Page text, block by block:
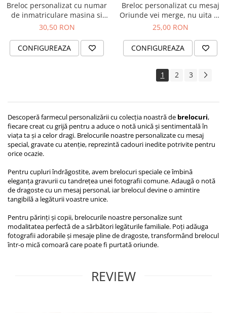
Breloc personalizat cu numar
de inmatriculare masina si
mesaj pe spate
30,50 RON
CONFIGUREAZA
Breloc personalizat cu mesaj
Oriunde vei merge, nu uita să
te întorci mereu la mine,
anodizat
25,00 RON
CONFIGUREAZA
1 2 3
Descoperă farmecul personalizării cu colecția noastră de brelocuri,
fiecare creat cu grijă pentru a aduce o notă unică și sentimentală în
viața ta și a celor dragi. Brelocurile noastre personalizate cu mesaj
special, gravate cu atenție, reprezintă cadouri inedite potrivite pentru
orice ocazie.
Pentru cupluri îndrăgostite, avem brelocuri speciale ce îmbină
eleganța gravurii cu tandrețea unei fotografii comune. Adaugă o notă
de dragoste cu un mesaj personal, iar brelocul devine o amintire
tangibilă a legăturii voastre unice.
Pentru părinți și copii, brelocurile noastre personalize sunt
modalitatea perfectă de a sărbători legăturile familiale. Poți adăuga
fotografii adorabile și mesaje pline de dragoste, transformând brelocul
într-o mică comoară care poate fi purtată oriunde.
REVIEW